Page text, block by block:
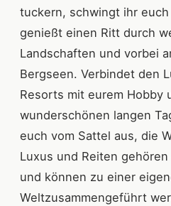
tuckern, schwingt ihr
genießt einen Ritt durch
Landschaften und vorbei
Bergseen. Verbindet den
Resorts mit eurem Hobby
wunderschönen langen
euch vom Sattel aus, die
Luxus und Reiten
und können zu einer
Weltzusammengeführt